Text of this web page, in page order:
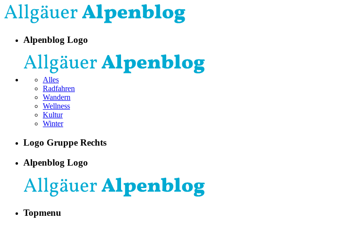
Alpenblog Logo
Alles
Radfahren
Wandern
Wellness
Kultur
Winter
Logo Gruppe Rechts
Alpenblog Logo
Topmenu